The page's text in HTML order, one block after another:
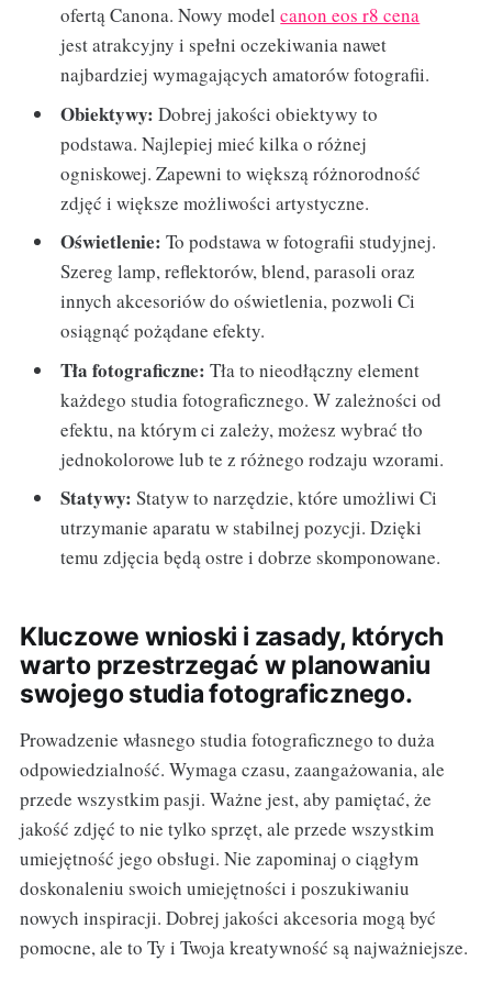
ofertą Canona. Nowy modelcanon eos r8 cena
jest atrakcyjny i spełni oczekiwania nawet
najbardziej wymagających amatorów fotografii.
Obiektywy: Dobrej jakości obiektywy to
podstawa. Najlepiej mieć kilka o różnej
ogniskowej. Zapewni to większą różnorodność
zdjęć i większe możliwości artystyczne.
Oświetlenie: To podstawa w fotografii studyjnej.
Szereg lamp, reflektorów, blend, parasoli oraz
innych akcesoriów do oświetlenia, pozwoli Ci
osiągnąć pożądane efekty.
Tła fotograficzne: Tła to nieodłączny element
każdego studia fotograficznego. W zależności od
efektu, na którym ci zależy, możesz wybrać tło
jednokolorowe lub te z różnego rodzaju wzorami.
Statywy: Statyw to narzędzie, które umożliwi Ci
utrzymanie aparatu w stabilnej pozycji. Dzięki
temu zdjęcia będą ostre i dobrze skomponowane.
Kluczowe wnioski i zasady, których
warto przestrzegać w planowaniu
swojego studia fotograficznego.
Prowadzenie własnego studia fotograficznego to duża
odpowiedzialność. Wymaga czasu, zaangażowania, ale
przede wszystkim pasji. Ważne jest, aby pamiętać, że
jakość zdjęć to nie tylko sprzęt, ale przede wszystkim
umiejętność jego obsługi. Nie zapominaj o ciągłym
doskonaleniu swoich umiejętności i poszukiwaniu
nowych inspiracji. Dobrej jakości akcesoria mogą być
pomocne, ale to Ty i Twoja kreatywność są najważniejsze.